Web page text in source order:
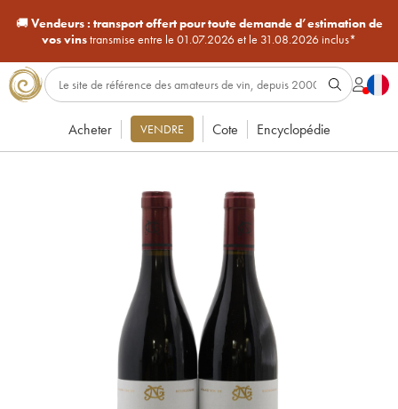
🚚Vendeurs : transport offert pour toute demande d’estimation de
vos vinstransmise entre le 01.07.2026 et le 31.08.2026 inclus*
Acheter VENDRE Cote Encyclopédie